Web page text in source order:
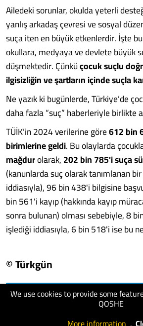
We use cookies to provide some
QOSHE
Ailedeki sorunlar, okulda yeterli
yanlış arkadaş çevresi ve sosyal
suça iten en büyük etkenlerdir. İşte
okullara, medyaya ve devlete büyük
düşmektedir. Çünküçocuk suçlu
ilgisizliğin ve şartların içinde suçla
Ne yazık ki bugünlerde, Türkiye’de
daha fazla “suç” haberleriyle birlikte
TÜİK’in 2024 verilerine göre612 bin
birimlerine geldi. Bu olaylarda
mağdurolarak,202 bin 785'i suça
(kanunlarda suç olarak tanımlanan
iddiasıyla), 96 bin 438'i bilgisine
bin 561'i kayıp (hakkında kayıp
sonra bulunan) olması sebebiyle, 8
işlediği iddiasıyla, 6 bin 518'i ise bu
© Türkgün
visit website